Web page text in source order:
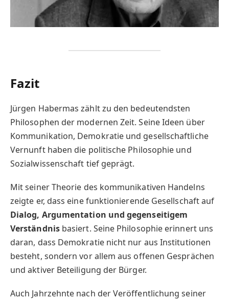
Fazit
Jürgen Habermas zählt zu den bedeutendsten
Philosophen der modernen Zeit. Seine Ideen über
Kommunikation, Demokratie und gesellschaftliche
Vernunft haben die politische Philosophie und
Sozialwissenschaft tief geprägt.
Mit seiner Theorie des kommunikativen Handelns
zeigte er, dass eine funktionierende Gesellschaft auf
Dialog, Argumentation und gegenseitigem
Verständnisbasiert. Seine Philosophie erinnert uns
daran, dass Demokratie nicht nur aus Institutionen
besteht, sondern vor allem aus offenen Gesprächen
und aktiver Beteiligung der Bürger.
Auch Jahrzehnte nach der Veröffentlichung seiner